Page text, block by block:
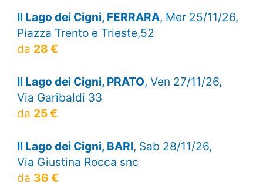
Il Lago dei Cigni, FERRARA, Mer 25/11/26,
Piazza Trento e Trieste,52
da 28 €
Il Lago dei Cigni, PRATO, Ven 27/11/26,
Via Garibaldi 33
da 25 €
Il Lago dei Cigni, BARI, Sab 28/11/26,
Via Giustina Rocca snc
da 36 €